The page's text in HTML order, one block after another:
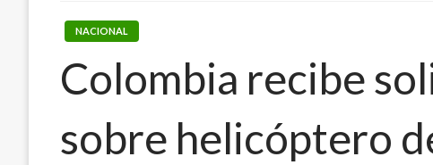
NACIONAL
Colombia recibe
sobre helicóptero